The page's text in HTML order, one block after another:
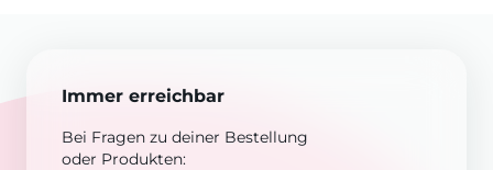
Immer erreichbar
Bei Fragen zu deiner Bestellung
oder Produkten: